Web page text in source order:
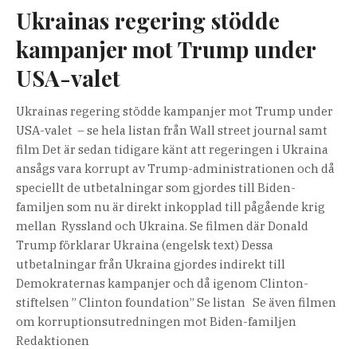
Ukrainas regering stödde
kampanjer mot Trump under
USA-valet
Ukrainas regering stödde kampanjer mot Trump under
USA-valet – se hela listan från Wall street journal samt
film Det är sedan tidigare känt att regeringen i Ukraina
ansågs vara korrupt av Trump-administrationen och då
speciellt de utbetalningar som gjordes till Biden-
familjen som nu är direkt inkopplad till pågående krig
mellan Ryssland och Ukraina. Se filmen där Donald
Trump förklarar Ukraina (engelsk text) Dessa
utbetalningar från Ukraina gjordes indirekt till
Demokraternas kampanjer och då igenom Clinton-
stiftelsen ” Clinton foundation” Se listan Se även filmen
om korruptionsutredningen mot Biden-familjen
Redaktionen